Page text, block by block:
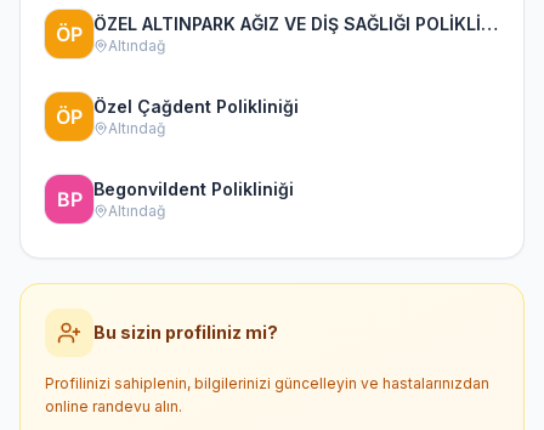
ÖZEL ALTINPARK AĞIZ VE DİŞ SAĞLIĞI POLİKLİNİĞİ
Altındağ
Özel Çağdent Polikliniği
Altındağ
Begonvildent Polikliniği
Altındağ
Bu sizin profiliniz mi?
Profilinizi sahiplenin, bilgilerinizi güncelleyin ve hastalarınızdan
online randevu alın.